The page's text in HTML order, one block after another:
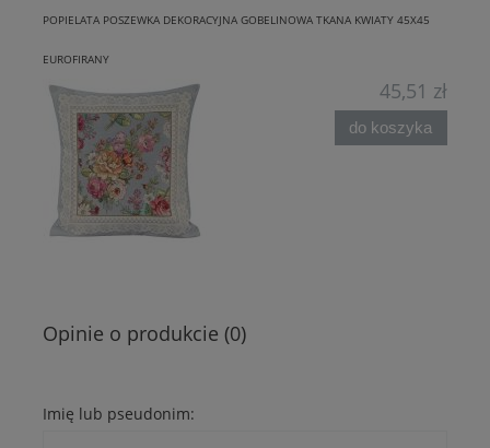
POPIELATA POSZEWKA DEKORACYJNA GOBELINOWA TKANA KWIATY 45X45
EUROFIRANY
45,51 zł
do koszyka
Opinie o produkcie (0)
Imię lub pseudonim: